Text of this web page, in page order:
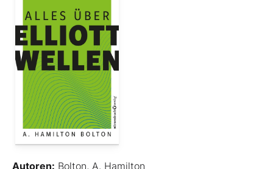
Autoren: Bolton, A. Hamilton